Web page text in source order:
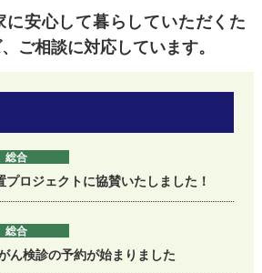
に安心して暮らしていただくた
ご相談に対応しています。
総合
プロジェクトに協賛いたしました！
総合
ん検診の予約が始まりました